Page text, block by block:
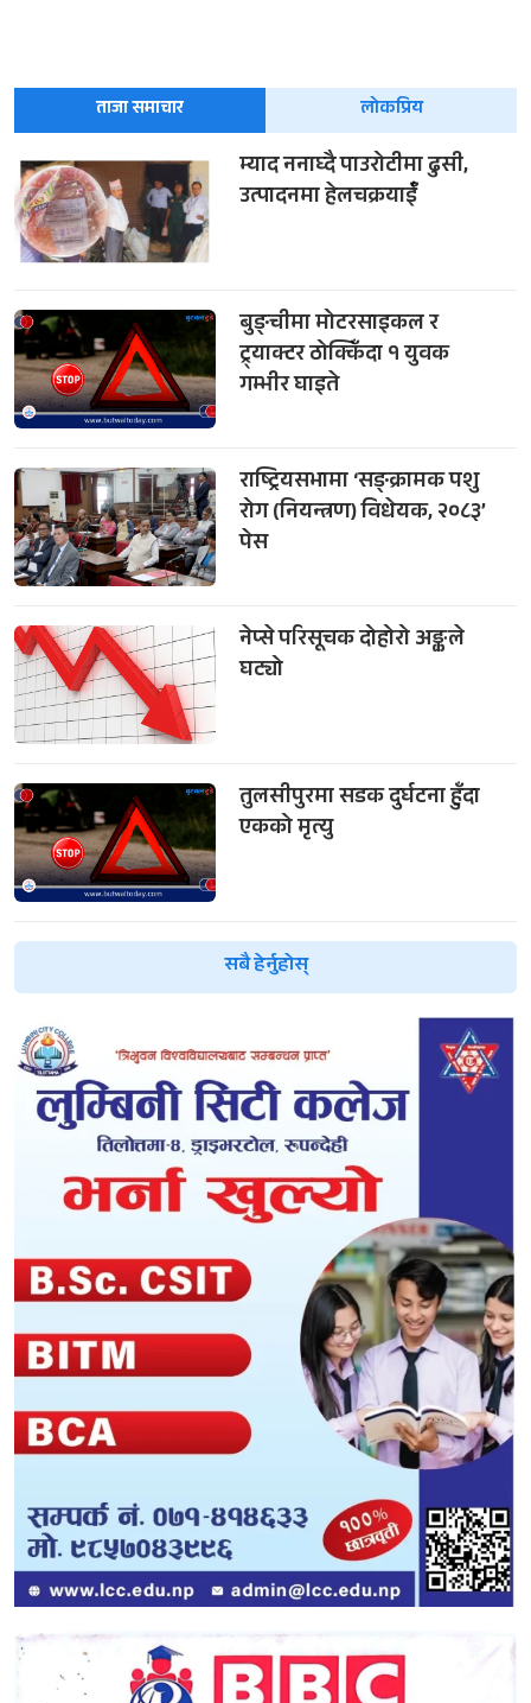
ताजा समाचार लोकप्रिय
म्याद ननाघ्दै पाउरोटीमा ढुसी,
उत्पादनमा हेलचक्रयाईँ
बुङ्चीमा मोटरसाइकल र
ट्र्याक्टर ठोक्किँदा १ युवक
गम्भीर घाइते
राष्ट्रियसभामा ‘सङ्क्रामक पशु
रोग (नियन्त्रण) विधेयक, २०८३’
पेस
नेप्से परिसूचक दोहोरो अङ्कले
घट्यो
तुलसीपुरमा सडक दुर्घटना हुँदा
एकको मृत्यु
सबै हेर्नुहोस्